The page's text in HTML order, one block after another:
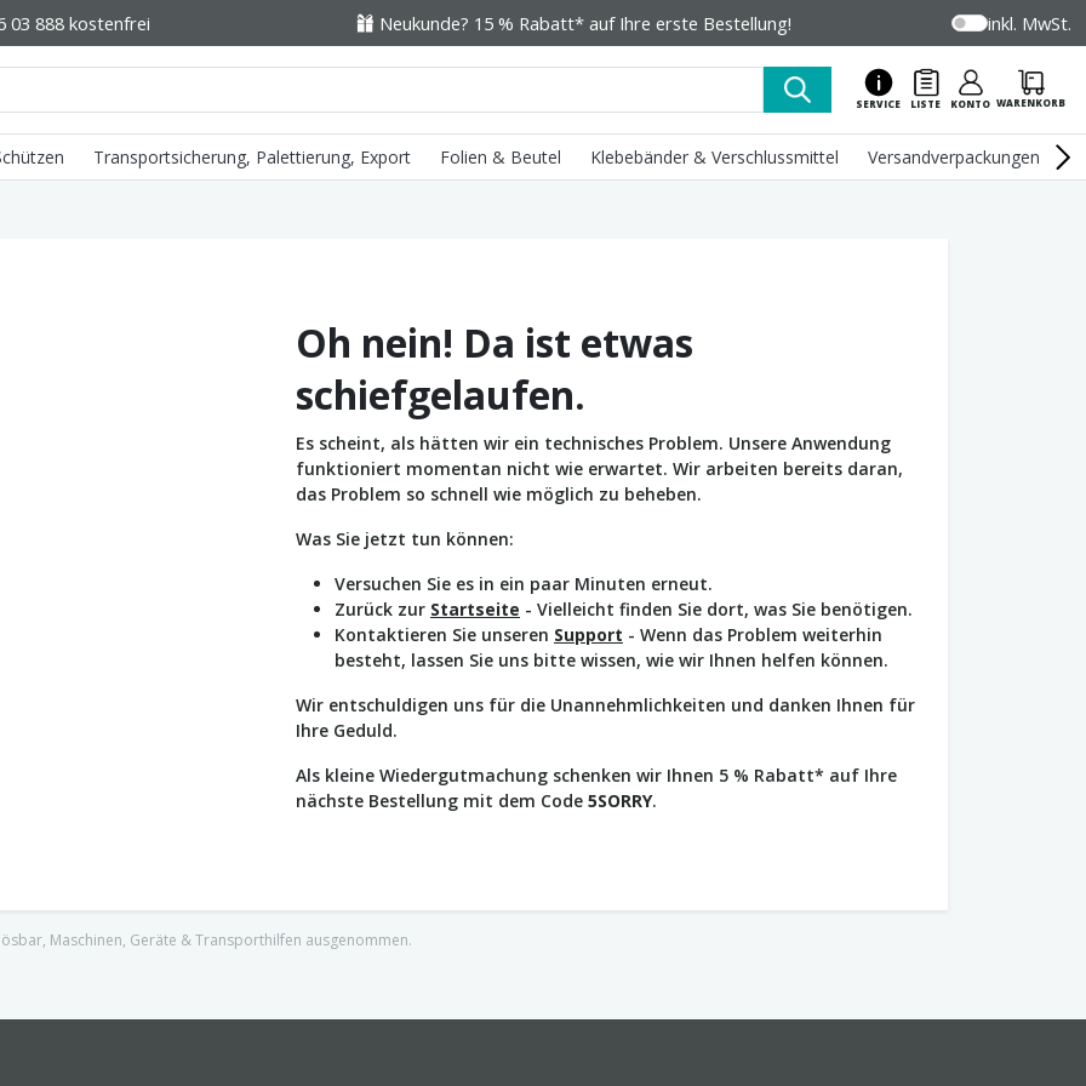
03 888 kostenfrei Neukunde? 15 % Rabatt* auf Ihre erste Bestellung! inkl. MwSt.
SERVICE LISTE KONTO WARENKORB
Transportsicherung, Palettierung, Export Folien & Beutel Klebebänder & Verschlussmittel Versandverpackungen
Oh nein! Da ist etwas
schiefgelaufen.
Es scheint, als hätten wir ein technisches Problem. Unsere Anwendung
funktioniert momentan nicht wie erwartet. Wir arbeiten bereits daran,
das Problem so schnell wie möglich zu beheben.
Was Sie jetzt tun können:
Versuchen Sie es in ein paar Minuten erneut.
Zurück zur Startseite - Vielleicht finden Sie dort, was Sie benötigen.
Kontaktieren Sie unseren Support - Wenn das Problem weiterhin
besteht, lassen Sie uns bitte wissen, wie wir Ihnen helfen können.
Wir entschuldigen uns für die Unannehmlichkeiten und danken Ihnen für
Ihre Geduld.
Als kleine Wiedergutmachung schenken wir Ihnen 5 % Rabatt* auf Ihre
nächste Bestellung mit dem Code 5SORRY.
Maschinen, Geräte & Transporthilfen ausgenommen.